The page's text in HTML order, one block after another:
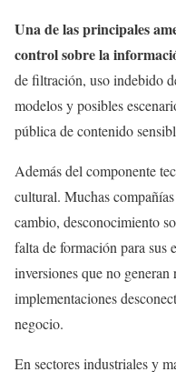
Una de las principales
control sobre la
de filtración, uso indebido
modelos y posibles
pública de contenido
Además del componente
cultural. Muchas
cambio, desconocimiento
falta de formación para sus
inversiones que no generan
implementaciones
negocio.
En sectores industriales y